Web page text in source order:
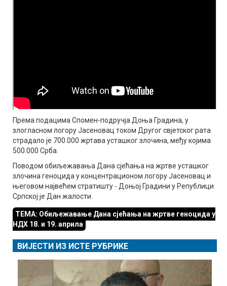
Према подацима Спомен-подручја Доња Градина, у
злогласном логору Јасеновац током Другог свјетског рата
страдало је 700.000 жртава усташког злочина, међу којима
500.000 Срба.
Поводом обиљежавања Дана сјећања на жртве усташког
злочина геноцида у концентрационом логору Јасеновац и
његовом највећем стратишту - Доњој Градини у Републици
Српској је Дан жалости.
ТЕМА: Обиљежавање Дана сјећања на жртве геноцида у
НДХ 18. и 19. априла
ВИЈЕСТИ ИЗ ИСТЕ РУБРИКЕ